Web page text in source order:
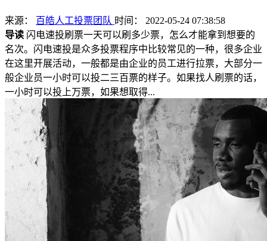
来源： 百皓人工投票团队 时间： 2022-05-24 07:38:58
导读 闪电速投刷票一天可以刷多少票，怎么才能拿到想要的
名次。闪电速投是众多投票程序中比较常见的一种，很多企业
在这里开展活动，一般都是由企业的员工进行拉票，大部分一
般企业员一小时可以投二三百票的样子。如果找人刷票的话，
一小时可以投上万票，如果想取得...